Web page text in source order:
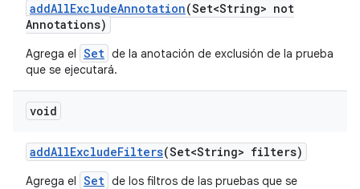
addAllExcludeAnnotation(Set<String> not
Annotations)
Agrega el Set de la anotación de exclusión de la prueba
que se ejecutará.
void
addAllExcludeFilters(Set<String> filters)
Agrega el Set de los filtros de las pruebas que se